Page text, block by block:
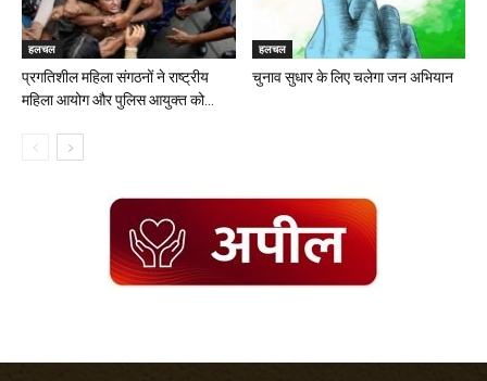
हलचल
प्रगतिशील महिला संगठनों ने राष्ट्रीय
महिला आयोग और पुलिस आयुक्त को...
हलचल
चुनाव सुधार के लिए चलेगा जन अभियान